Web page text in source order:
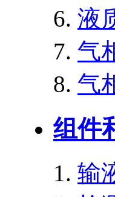
液
气
气
组件
输